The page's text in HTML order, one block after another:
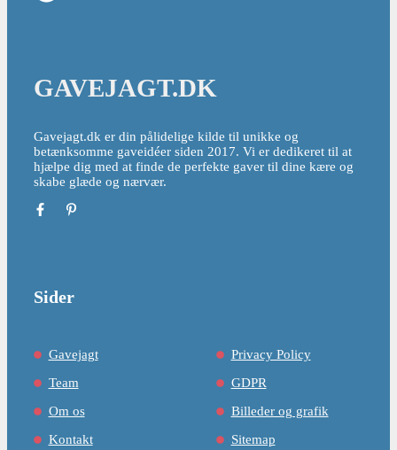
GAVEJAGT.DK
Gavejagt.dk er din pålidelige kilde til unikke og
betænksomme gaveidéer siden 2017. Vi er dedikeret til at
hjælpe dig med at finde de perfekte gaver til dine kære og
skabe glæde og nærvær.
Sider
Gavejagt
Team
Om os
Kontakt
Privacy Policy
GDPR
Billeder og grafik
Sitemap